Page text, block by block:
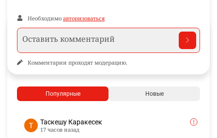
Необходимо авторизоваться
Комментарии проходят модерацию.
Популярные Новые
Таскешу Каракесек
17 часов назад